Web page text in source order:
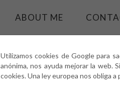
Utilizamos cookies de Google para
anónima, nos ayuda mejorar la web.
cookies. Una ley europea nos obliga
ABOUT ME